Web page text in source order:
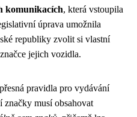
komunikacích, která vstoupila
úprava umožnila
republiky zvolit si vlastní
jejich vozidla.
pravidla pro vydávání
značky musí obsahovat